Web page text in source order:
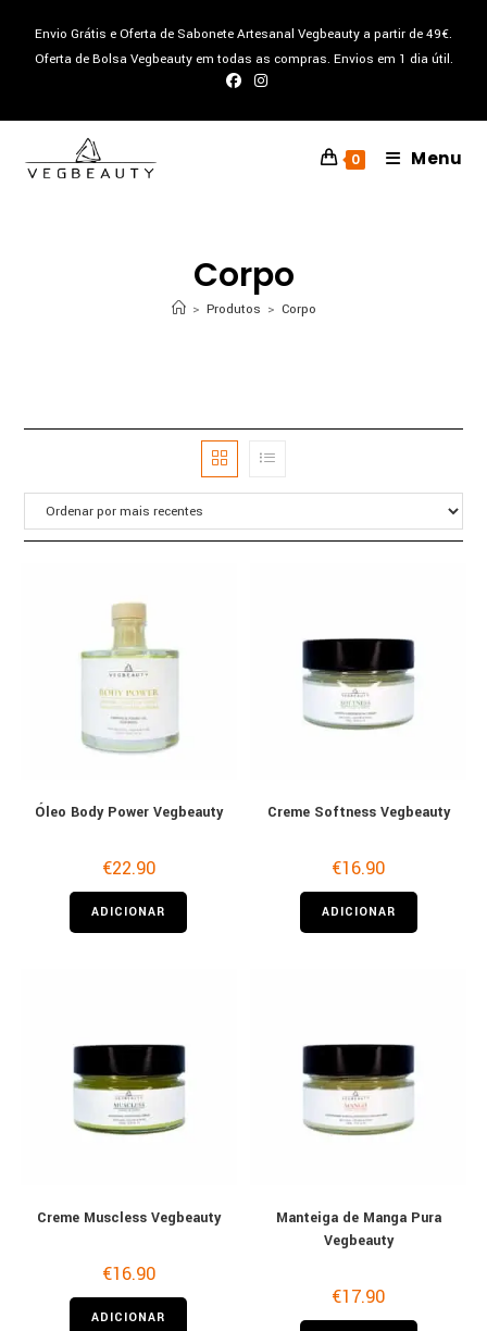
content
Envio Grátis e Oferta de Sabonete Artesanal Vegbeauty a partir de 49€.
Oferta de Bolsa Vegbeauty em todas as compras. Envios em 1 dia útil.
0 Menu
Corpo
> Produtos > Corpo
Óleo Body Power Vegbeauty
€22.90
ADICIONAR
Creme Softness Vegbeauty
€16.90
ADICIONAR
Creme Muscless Vegbeauty
€16.90
ADICIONAR
Manteiga de Manga Pura
Vegbeauty
€17.90